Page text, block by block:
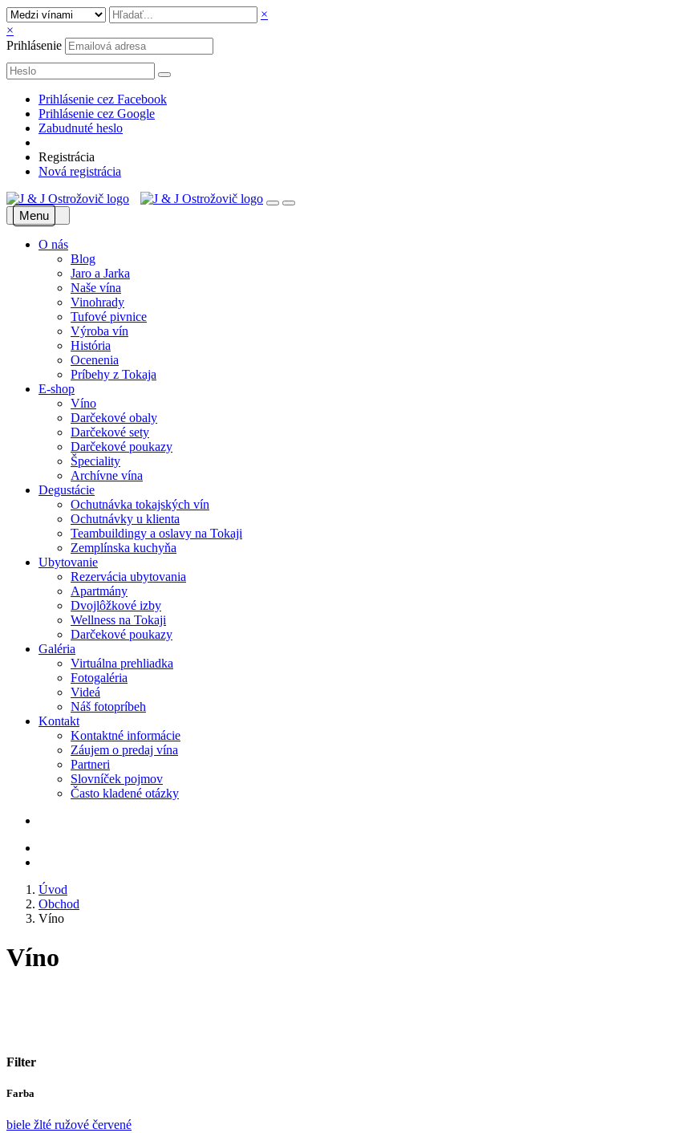
×
×
Prihlásenie
Prihlásenie cez Facebook
Prihlásenie cez Google
Zabudnuté heslo
Registrácia
Nová registrácia
Menu
O nás
Blog
Jaro a Jarka
Naše vína
Vinohrady
Tufové pivnice
Výroba vín
História
Ocenenia
Príbehy z Tokaja
E-shop
Víno
Darčekové obaly
Darčekové sety
Darčekové poukazy
Špeciality
Archívne vína
Degustácie
Ochutnávka tokajských vín
Ochutnávky u klienta
Teambuildingy a oslavy na Tokaji
Zemplínska kuchyňa
Ubytovanie
Rezervácia ubytovania
Apartmány
Dvojlôžkové izby
Wellness na Tokaji
Darčekové poukazy
Galéria
Virtuálna prehliadka
Fotogaléria
Videá
Náš fotopríbeh
Kontakt
Kontaktné informácie
Záujem o predaj vína
Partneri
Slovníček pojmov
Často kladené otázky
Úvod
Obchod
Víno
Víno
Filter
Farba
biele žlté ružové červené